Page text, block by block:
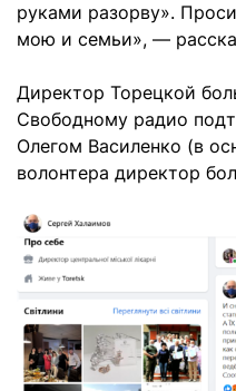
руками разорву».
мою и семьи», —
Директор Торецкой
Свободному радио
Олегом Василенко (в
волонтера директор